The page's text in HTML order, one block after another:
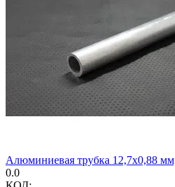
Алюминиевая трубка 12,7x0,88
0.0